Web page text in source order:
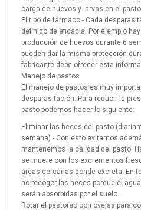
carga de huevos y larvas en el
El tipo de fármaco.- Cada
definido de eficacia. Por ejemplo
producción de huevos durante 6
pueden dar la misma protección
fabricante debe ofrecer esta
Manejo de pastos
El manejo de pastos es muy
desparasitación. Para reducir la
pasto podemos hacer lo siguiente:
Eliminar las heces del pasto
semana).- Con esto evitamos
mantenemos la calidad del pasto.
se muere con los excrementos
áreas cercanas donde excreta. En
no recoger las heces porque el
serán absorbidas por el suelo.
Rotar el pastoreo con ovejas para